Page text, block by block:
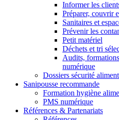
Informer les
Préparer, couvrir
Sanitaires et
Prévenir les
Petit matériel
Déchets et tri
Audits,
numérique
Dossiers sécurité
Sanipousse recommande
Formation hygiène
PMS numérique
Références & Partenariats